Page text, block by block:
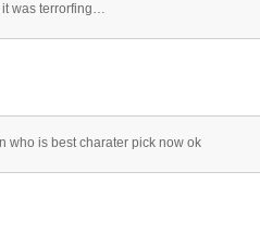
it was terrorfing…
who is best charater pick now ok